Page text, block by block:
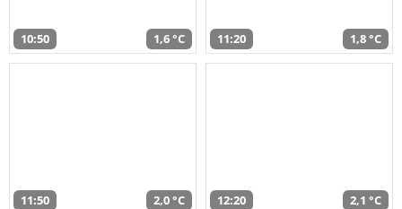
10:50 1,6 °C 11:20 1,8 °C
11:50 2,0 °C 12:20 2,1 °C